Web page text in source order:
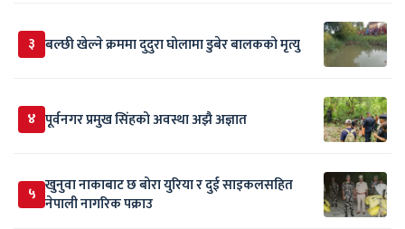
३ बल्छी खेल्ने क्रममा दुदुरा घोलामा डुबेर बालकको मृत्यु
४ पूर्वनगर प्रमुख सिंहको अवस्था अझै अज्ञात
५ खुनुवा नाकाबाट छ बोरा युरिया र दुई साइकलसहित
नेपाली नागरिक पक्राउ